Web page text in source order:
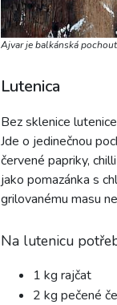
Ajvar je balkánská
Lutenica
Bez sklenice
Jde o jedinečnou
červené papriky,
jako pomazánka s
grilovanému masu
Na lutenicu
1 kg rajčat
2 kg pečené